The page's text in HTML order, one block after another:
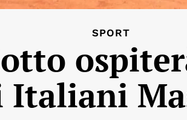
SPORT
Italiani